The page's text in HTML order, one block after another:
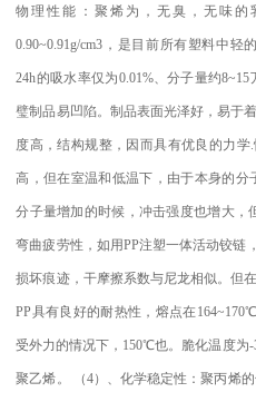
物理性能：聚烯为，无臭，无味
0.90~0.91g/cm3 ，是目前所有塑料中轻
24h的吸水率仅为0.01%、分子量约8~15
璧制品易凹陷。制品表面光泽好，易于
度高，结构规整，因而具有优良的力学.
高，但在室温和低温下，由于本身的分
分子量增加的时候，冲击强度也增大，
弯曲疲劳性，如用PP注塑一体活动铰链
损坏痕迹，干摩擦系数与尼龙相似。但
PP具有良好的耐热性，熔点在164~170℃
受外力的情况下， 150℃也。脆化温度为-
聚乙烯。 （4）、化学稳定性：聚丙烯